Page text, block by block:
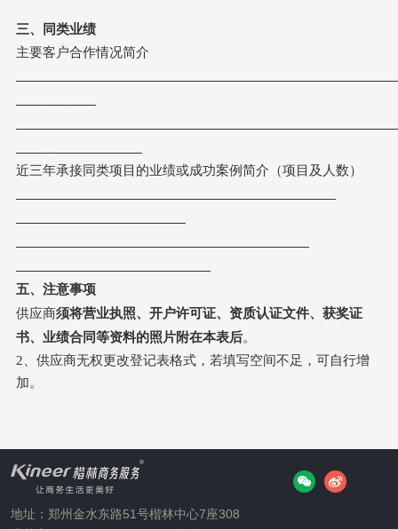
三、同类业绩
主要客户合作情况简介
近三年承接同类项目的业绩或成功案例简介 （项目 及人数）
五、注意事项
供应商须将营业执照、开户许可证、资质认证文件、获奖证
书、业绩合同等资料的照片附在本表后。
2、 供应商无权更改登记表格式，若填写空间不足，可自行增
加。
地址：郑州金水东路51号楷林中心7座308